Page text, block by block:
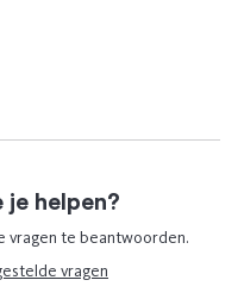
je helpen?
vragen te beantwoorden.
vragen